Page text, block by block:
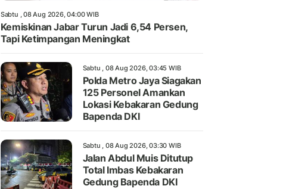
Sabtu , 08 Aug 2026, 04:00 WIB
Kemiskinan Jabar Turun Jadi 6,54 Persen,
Tapi Ketimpangan Meningkat
Sabtu , 08 Aug 2026, 03:45 WIB
Polda Metro Jaya Siagakan
125 Personel Amankan
Lokasi Kebakaran Gedung
Bapenda DKI
Sabtu , 08 Aug 2026, 03:30 WIB
Jalan Abdul Muis Ditutup
Total Imbas Kebakaran
Gedung Bapenda DKI